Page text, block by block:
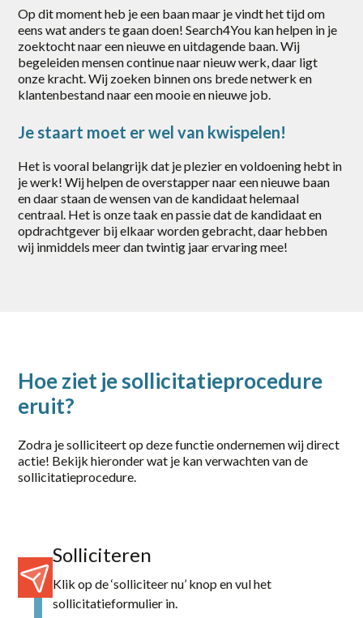
Op dit moment heb je een baan maar je vindt het tijd om
eens wat anders te gaan doen! Search4You kan helpen in je
zoektocht naar een nieuwe en uitdagende baan. Wij
begeleiden mensen continue naar nieuw werk, daar ligt
onze kracht. Wij zoeken binnen ons brede netwerk en
klantenbestand naar een mooie en nieuwe job.
Je staart moet er wel van kwispelen!
Het is vooral belangrijk dat je plezier en voldoening hebt in
je werk! Wij helpen de overstapper naar een nieuwe baan
en daar staan de wensen van de kandidaat helemaal
centraal. Het is onze taak en passie dat de kandidaat en
opdrachtgever bij elkaar worden gebracht, daar hebben
wij inmiddels meer dan twintig jaar ervaring mee!
Hoe ziet je sollicitatieprocedure
eruit?
Zodra je solliciteert op deze functie ondernemen wij direct
actie! Bekijk hieronder wat je kan verwachten van de
sollicitatieprocedure.
Solliciteren
Klik op de ‘solliciteer nu’ knop en vul het
sollicitatieformulier in.
Putten
Rotterdam
Scherpenzeel
Uddel
Vaassen
Veenendaal
Vianen
Office / Commercieel
Productie
Techniek / Procesindustrie